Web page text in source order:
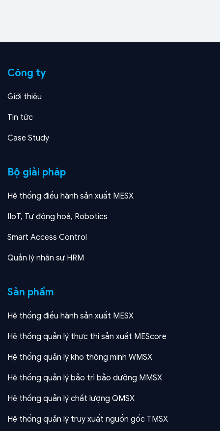
Công ty
Giới thiệu
Tin tức
Case Study
Bộ giải pháp
Hệ thống điều hành sản xuất MESX
IIoT, Tự động hoá, Robotics
Smart Access Control
Quản lý nhân sự HRM
Sản phẩm
Hệ thống điều hành sản xuất MESX
Hệ thống quản lý thực thi sản xuất MEScore
Hệ thống quản lý kho thông minh WMSX
Hệ thống quản lý bảo trì bảo dưỡng MMSX
Hệ thống quản lý chất lượng QMSX
Hệ thống quản lý truy xuất nguồn gốc TMSX